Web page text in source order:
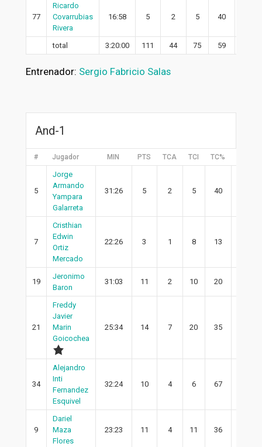
77
Ricardo
Covarrubias
Rivera
16:58 5 2 5 40
total 3:20:00 111 44 75 59
Entrenador: Sergio Fabricio Salas
And-1
# Jugador MIN PTS TCA TCI TC%
5
Jorge
Armando
Yampara
Galarreta
31:26 5 2 5 40
7
Cristhian
Edwin
Ortiz
Mercado
22:26 3 1 8 13
19
Jeronimo
Baron
31:03 11 2 10 20
21
Freddy
Javier
Marin
Goicochea
25:34 14 7 20 35
34
Alejandro
Inti
Fernandez
Esquivel
32:24 10 4 6 67
9
Dariel
Maza
Flores
23:23 11 4 11 36